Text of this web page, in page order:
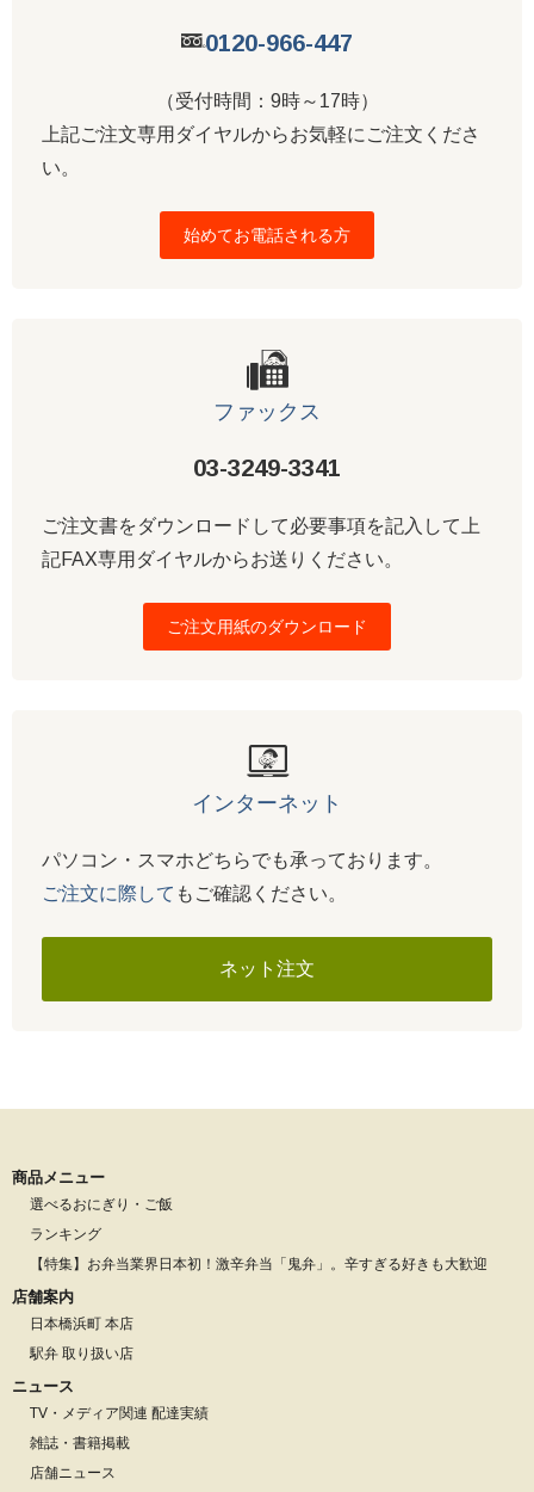
0120-966-447
（受付時間：9時～17時）
上記ご注文専用ダイヤルからお気軽にご注文くださ
い。
始めてお電話される方
ファックス
03-3249-3341
ご注文書をダウンロードして必要事項を記入して上
記FAX専用ダイヤルからお送りください。
ご注文用紙のダウンロード
インターネット
パソコン・スマホどちらでも承っております。
ご注文に際して もご確認ください。
ネット注文
商品メニュー
選べるおにぎり・ご飯
ランキング
【特集】お弁当業界日本初！激辛弁当「鬼弁」。辛すぎる好きも大歓迎
店舗案内
日本橋浜町 本店
駅弁 取り扱い店
ニュース
TV・メディア関連 配達実績
雑誌・書籍掲載
店舗ニュース